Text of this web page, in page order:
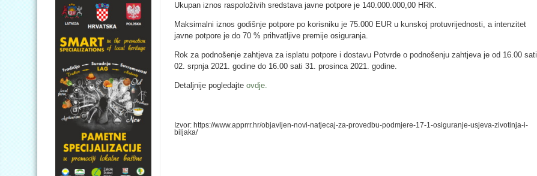
Ukupan iznos raspoloživih sredstava javne potpore je 140.000.000,00 HRK.
Maksimalni iznos godišnje potpore po korisniku je 75.000 EUR u kunskoj protuvrijednosti, a intenzitet
javne potpore je do 70 % prihvatljive premije osiguranja.
Rok za podnošenje zahtjeva za isplatu potpore i dostavu Potvrde o podnošenju zahtjeva je od 16.00 sati
02. srpnja 2021. godine do 16.00 sati 31. prosinca 2021. godine.
Detaljnije pogledajte ovdje.
Izvor: https://www.apprrr.hr/objavljen-novi-natjecaj-za-provedbu-podmjere-17-1-osiguranje-usjeva-zivotinja-i-
biljaka/